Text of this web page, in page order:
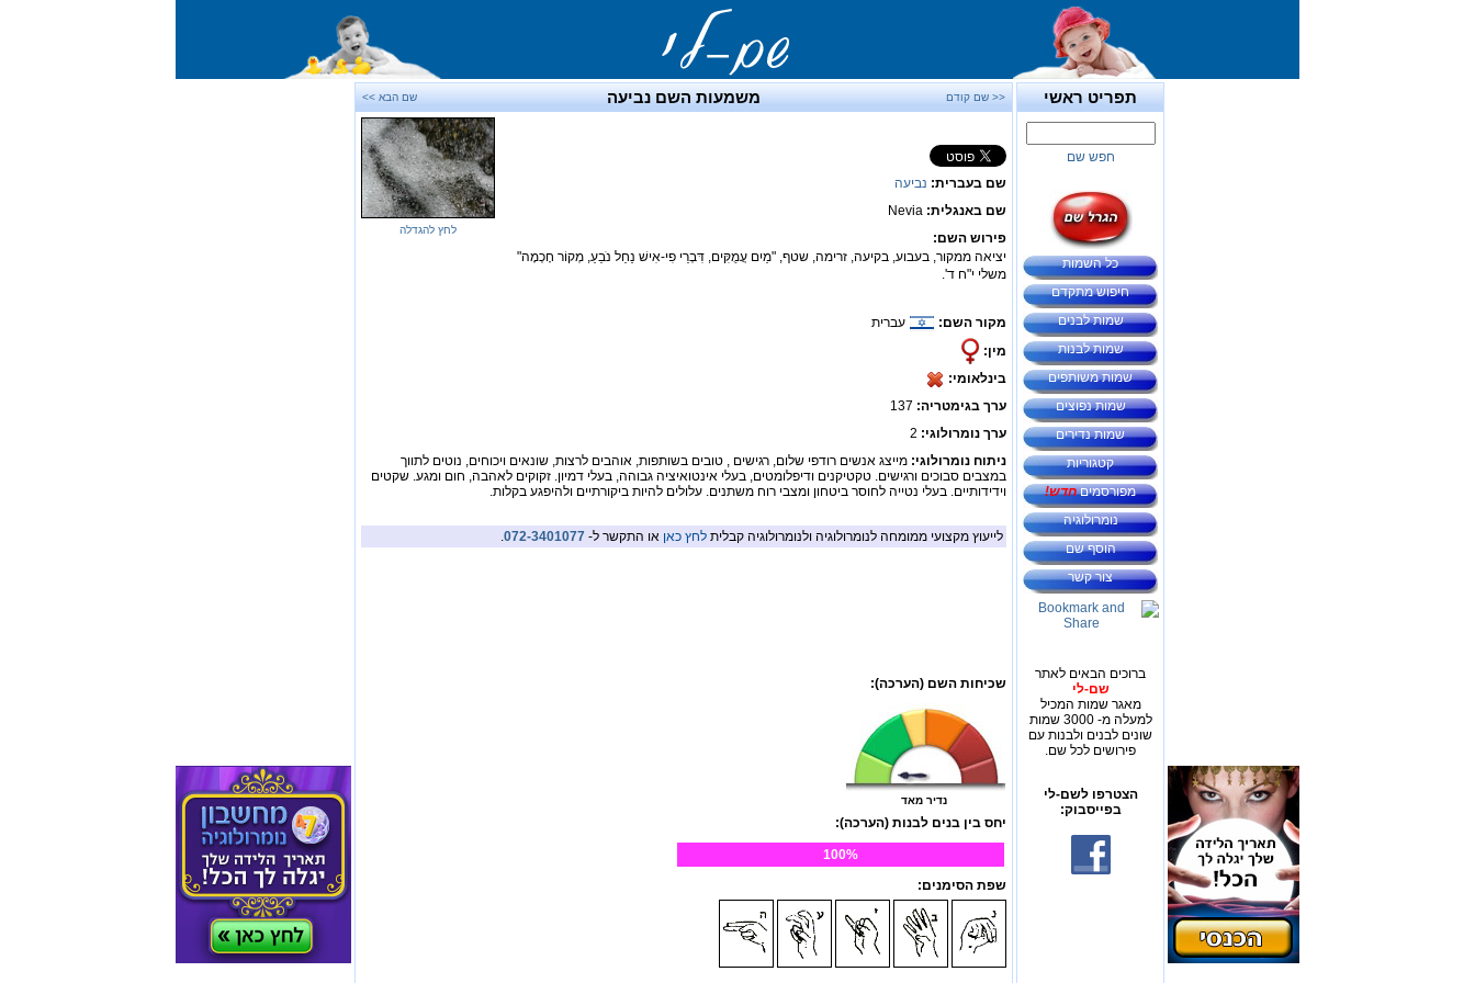
תפריט ראשי
חפש שם
כל השמות
חיפוש מתקדם
שמות לבנים
שמות לבנות
שמות משותפים
שמות נפוצים
שמות נדירים
קטגוריות
מפורסמיםחדש!
נומרולוגיה
הוסף שם
צור קשר
ברוכים הבאים לאתר
שם-לי
מאגר שמות המכיל
למעלה מ- 3000 שמות
שונים לבנים ולבנות עם
פירושים לכל שם.
הצטרפו לשם-לי
בפייסבוק:
<< שם קודם משמעות השם נביעה שם הבא >>
שם בעברית: נביעה
שם באנגלית: Nevia
פירוש השם:
יציאה ממקור, בעבוע, בקיעה, זרימה, שטף, "מַיִם עֲמֻקִּים, דִּבְרֵי פִי-אִישׁ נַחַל נֹבֵעַ, מְקוֹר חָכְמָה"
משלי י"ח ד'.
מקור השם:
עברית
מין:
בינלאומי:
ערך בגימטריה:
ערך נומרולוגי: 2
לחץ להגדלה
ניתוח נומרולוגי: מייצג אנשים רודפי שלום, רגישים , טובים בשותפות, אוהבים לרצות, שונאים ויכוחים, נוטים לתווך
במצבים סבוכים ורגישים. טקטיקנים ודיפלומטים, בעלי אינטואיציה גבוהה, בעלי דמיון. זקוקים לאהבה, חום ומגע. שקטים
וידידותיים. בעלי נטייה לחוסר ביטחון ומצבי רוח משתנים. עלולים להיות ביקורתיים ולהיפגע בקלות.
לייעוץ מקצועי ממומחה לנומרולוגיה ולנומרולוגיה קבלית לחץ כאן או התקשר ל- 072-3401077
.
שכיחות השם (הערכה):
נדיר מאד
יחס בין בנים לבנות (הערכה):
100%
שפת הסימנים: